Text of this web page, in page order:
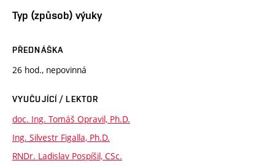
Typ (způsob) výuky
PŘEDNÁŠKA
26 hod., nepovinná
VYUČUJÍCÍ / LEKTOR
doc. Ing. Tomáš Opravil, Ph.D.
Ing. Silvestr Figalla, Ph.D.
RNDr. Ladislav Pospíšil, CSc.